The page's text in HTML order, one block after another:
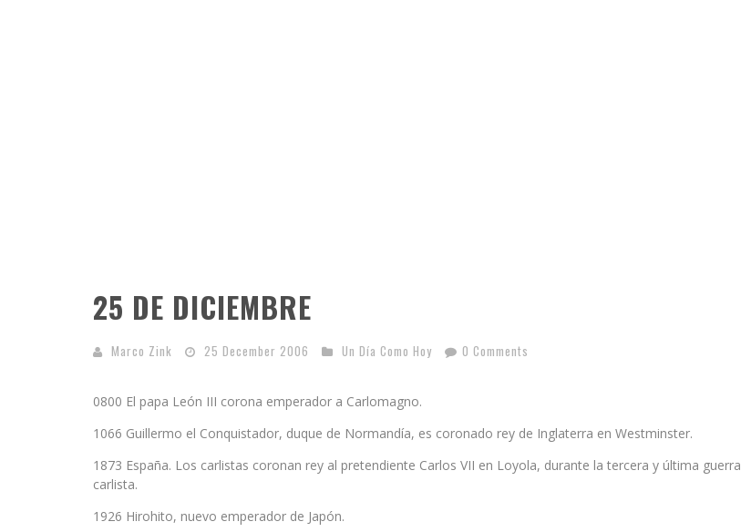
25 DE DICIEMBRE
Marco Zink 25 December 2006 Un Día Como Hoy 0 Comments
0800 El papa León III corona emperador a Carlomagno.
1066 Guillermo el Conquistador, duque de Normandía, es coronado rey de Inglaterra en Westminster.
1873 España. Los carlistas coronan rey al pretendiente Carlos VII en Loyola, durante la tercera y última guerra
carlista.
1926 Hirohito, nuevo emperador de Japón.